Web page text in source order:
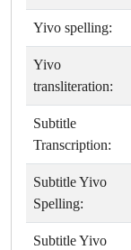
Yivo spelling:
Yivo
transliteration:
Subtitle
Transcription:
Subtitle Yivo
Spelling:
Subtitle Yivo